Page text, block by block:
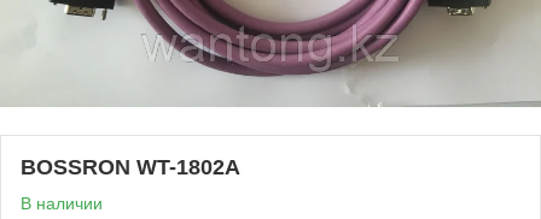
BOSSRON WT-1802A
В наличии